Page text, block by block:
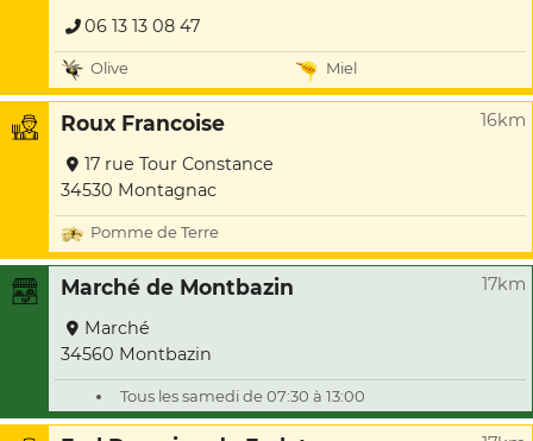
06 13 13 08 47
Olive Miel
Roux Francoise 16km
17 rue Tour Constance
34530 Montagnac
Pomme de Terre
Marché de Montbazin 17km
Marché
34560 Montbazin
Tous les samedi de 07:30 à 13:00